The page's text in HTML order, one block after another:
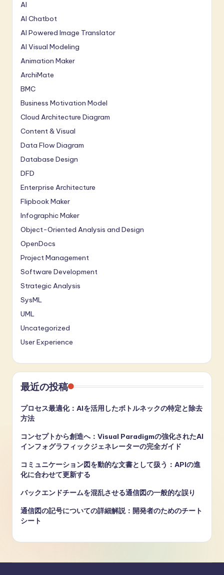
AI
AI Chatbot
AI Powered Image Translator
AI Visual Modeling
Animation Maker
ArchiMate
BMC
Business Motivation Model
Cloud Architecture Diagram
Content & Visual
Data Flow Diagram
Database Design
DFD
Enterprise Architecture
Flipbook Maker
Infographic Maker
Object-Oriented Analysis and Design
OpenDocs
Project Management
Software Development
Strategic Analysis
SysML
UML
Uncategorized
User Experience
最近の投稿
プロセス最適化：AIを活用したボトルネックの特定と除去
方法
コンセプトから創造へ：Visual Paradigmの強化されたAI
インフォグラフィックジェネレーターの完全ガイド
コミュニケーション図を動的な文書として扱う：APIの進
化に合わせて更新する
バックエンドチームを混乱させる通信図の一般的な誤り
通信図の記号についての詳細解説：開発者のためのチート
シート